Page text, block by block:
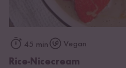
45 min Vegan
Rice-Nicecream